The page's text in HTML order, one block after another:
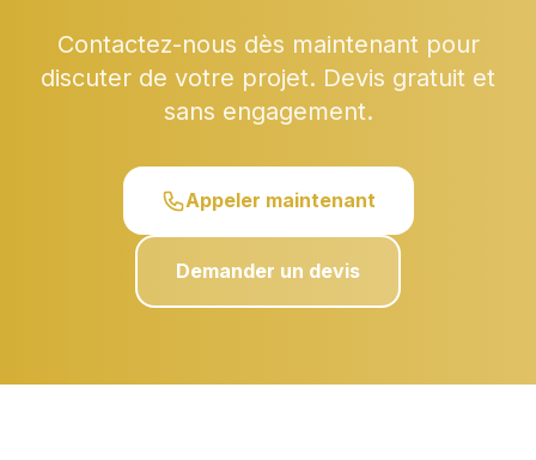
Contactez-nous dès maintenant pour
discuter de votre projet. Devis gratuit et
sans engagement.
Appeler maintenant
Demander un devis